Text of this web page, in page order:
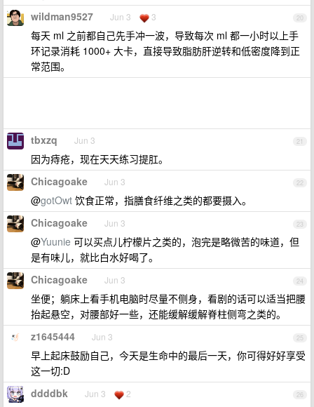
20
wildman9527 Jun 3 3
每天 ml 之前都自己先手冲一波，导致每次 ml 都一小时以上手
环记录消耗 1000+ 大卡，直接导致脂肪肝逆转和低密度降到正
常范围。
21
tbxzq Jun 3
因为痔疮，现在天天练习提肛。
22
Chicagoake Jun 3
@gotOwt 饮食正常，指膳食纤维之类的都要摄入。
23
Chicagoake Jun 3
@Yuunie 可以买点儿柠檬片之类的，泡完是略微苦的味道，但
是有味儿，就比白水好喝了。
24
Chicagoake Jun 3
坐便；躺床上看手机电脑时尽量不侧身，看剧的话可以适当把腰
抬起悬空，对腰部好一些，还能缓解缓解脊柱侧弯之类的。
25
z1645444 Jun 3
早上起床鼓励自己，今天是生命中的最后一天，你可得好好享受
这一切:D
26
ddddbk Jun 3 2